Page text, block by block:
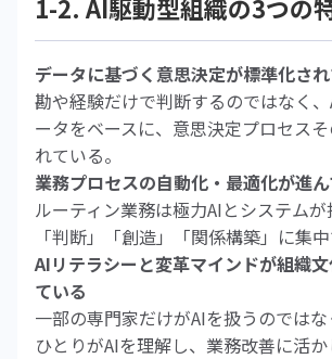
1-2. AI駆動型組織の3つの
データに基づく意思決定が標準化さ
勘や経験だけで判断するのではなく
ータをベースに、意思決定プロセス
れている。
業務プロセスの自動化・最適化が進
ルーティン業務は極力AIとシステム
「判断」「創造」「関係構築」に集中
AIリテラシーと変革マインドが組織
ている
一部の専門家だけがAIを扱うのでは
ひとりがAIを理解し、業務改善に活か